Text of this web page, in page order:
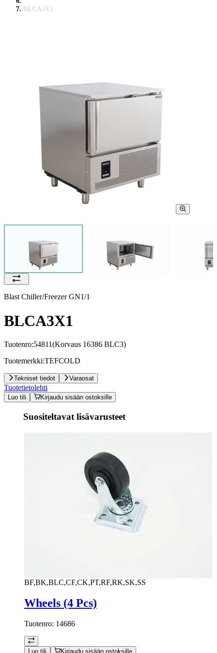
BLCA3X1
Blast Chiller/Freezer GN1/1
BLCA3X1
Tuotenro:54811(Korvaus 16386 BLC3)
Tuotemerkki:TEFCOLD
Tekniset tiedot Varaosat
Tuotetietolehti
Luo tili Kirjaudu sisään ostoksille
Suositeltavat lisävarusteet
BF,BK,BLC,CF,CK,PT,RF,RK,SK,SS
Wheels (4 Pcs)
Tuotenro: 14686
Luo tili Kirjaudu sisään ostoksille